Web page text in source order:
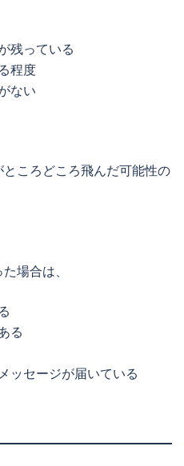
残っている
程度
ない
ところどころ飛んだ可能性の
場合は、
る
ッセージが届いている